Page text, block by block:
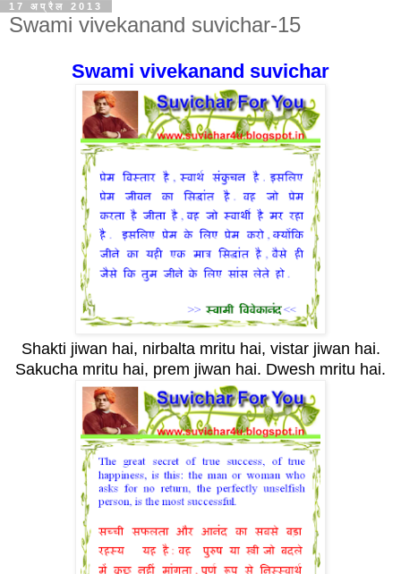
17 अप्रैल 2013
Swami vivekanand suvichar-15
Swami vivekanand suvichar
Shakti jiwan hai, nirbalta mritu hai, vistar jiwan hai.
Sakucha mritu hai, prem jiwan hai. Dwesh mritu hai.